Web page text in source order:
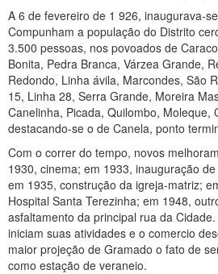
A 6 de fevereiro de 1 926, inaugurava-
Compunham a população do Distrito
3.500 pessoas, nos povoados de
Bonita, Pedra Branca, Várzea Grande,
Redondo, Linha ávila, Marcondes, São
15, Linha 28, Serra Grande, Moreira
Canelinha, Picada, Quilombo, Moleque,
destacando-se o de Canela, ponto
Com o correr do tempo, novos
1930, cinema; em 1933, inauguração
em 1935, construção da igreja-matriz;
Hospital Santa Terezinha; em 1948,
asfaltamento da principal rua da
iniciam suas atividades e o comercio
maior projeção de Gramado o fato de
como estação de veraneio.